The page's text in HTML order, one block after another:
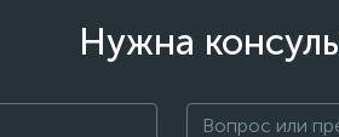
Нужна